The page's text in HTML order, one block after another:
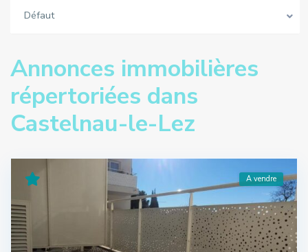
Défaut
Annonces immobilières
répertoriées dans
Castelnau-le-Lez
A vendre